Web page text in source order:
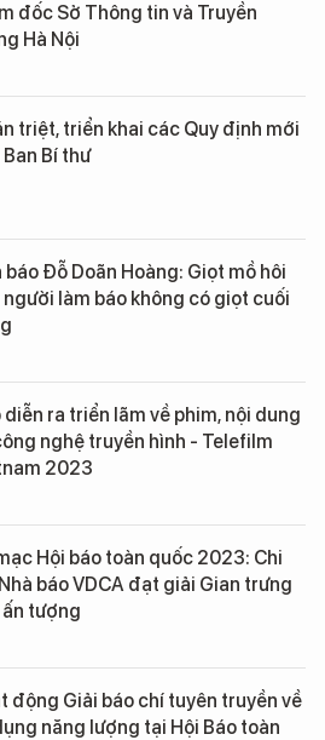
đốc Sở Thông tin và Truyền
Hà Nội
triệt, triển khai các Quy định mới
Bí thư
báo Đỗ Doãn Hoàng: Giọt mồ hôi
người làm báo không có giọt cuối
diễn ra triển lãm về phim, nội dung
nghệ truyền hình - Telefilm
2023
Hội báo toàn quốc 2023: Chi
báo VDCA đạt giải Gian trưng
ấn tượng
động Giải báo chí tuyên truyền về
năng lượng tại Hội Báo toàn